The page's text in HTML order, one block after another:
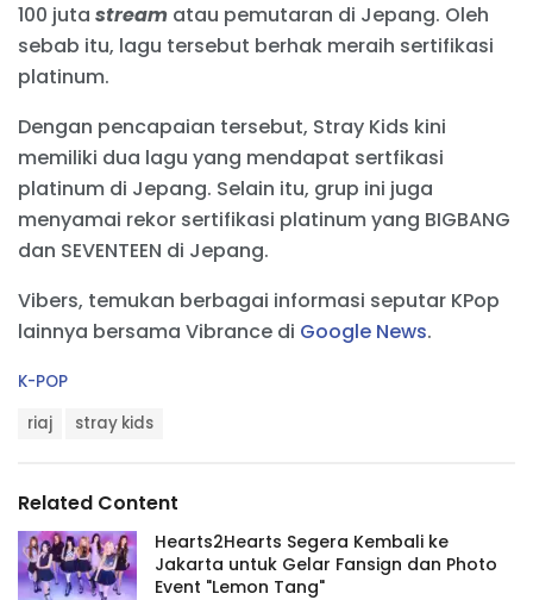
100 juta stream atau pemutaran di Jepang. Oleh
sebab itu, lagu tersebut berhak meraih sertifikasi
platinum.
Dengan pencapaian tersebut, Stray Kids kini
memiliki dua lagu yang mendapat sertfikasi
platinum di Jepang. Selain itu, grup ini juga
menyamai rekor sertifikasi platinum yang BIGBANG
dan SEVENTEEN di Jepang.
Vibers, temukan berbagai informasi seputar KPop
lainnya bersama Vibrance di Google News.
C
r
i
e
s
:
K-POP
:
riaj stray kids
Related Content
Hearts2Hearts Segera Kembali ke
Jakarta untuk Gelar Fansign dan Photo
Event "Lemon Tang"